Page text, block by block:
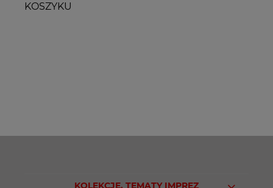
KOSZYKU
KOLEKCJE, TEMATY IMPREZ